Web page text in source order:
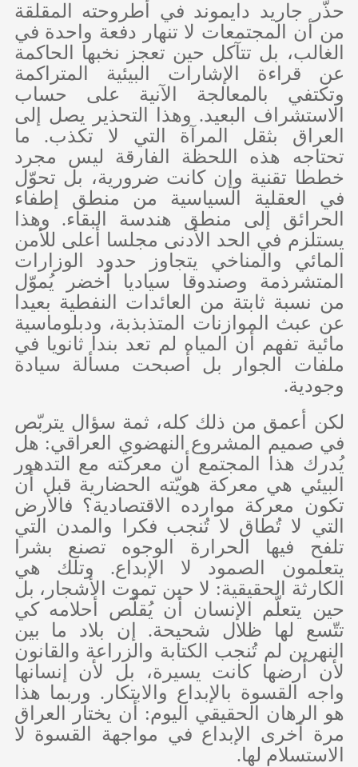
حذّر جاريد دايموند في أطروحته المقلقة
من أن المجتمعات لا تنهار دفعة واحدة في
الغالب، بل تتآكل حين تعجز نخبها الحاكمة
عن قراءة الإشارات البيئية المتراكمة
وتكتفي بالمعالجة الآنية على حساب
الاستشراف البعيد. وهذا التحذير يصل إلى
العراق بثقل المرآة التي لا تكذب. ما
تحتاجه هذه اللحظة الفارقة ليس مجرد
خططا تقنية وإن كانت ضرورية، بل تحوّل
في العقلية السياسية من منطق إطفاء
الحرائق إلى منطق هندسة البقاء. وهذا
يستلزم في الحد الأدنى مجلسا أعلى للأمن
المائي والمناخي يتجاوز حدود الوزارات
المتشرذمة وصندوقا سياديا أخضر يُموّل
من نسبة ثابتة من العائدات النفطية بعيدا
عن عبث الموازنات المتذبذبة، ودبلوماسية
مائية تفهم أن المياه لم تعد بندا ثانويا في
ملفات الجوار بل أصبحت مسألة سيادة
وجودية.
لكن أعمق من ذلك كله، ثمة سؤال يتربّص
في صميم المشروع النهضوي العراقي: هل
يُدرك هذا المجتمع أن معركته مع التدهور
البيئي هي معركة هويّته الحضارية قبل أن
تكون معركة موارده الاقتصادية؟ فالأرض
التي لا تُطاق لا تُنجب فكرا والمدن التي
تلفح فيها الحرارة الوجوه تصنع بشرا
يتعلمون الصمود لا الإبداع. وتلك هي
الكارثة الحقيقية: لا حين تموت الأشجار، بل
حين يتعلّم الإنسان أن يُقلّص أحلامه كي
تتّسع لها ظلال شحيحة. إن بلاد ما بين
النهرين لم تُنجب الكتابة والزراعة والقانون
لأن أرضها كانت يسيرة، بل لأن إنسانها
واجه القسوة بالإبداع والابتكار. وربما هذا
هو الرهان الحقيقي اليوم: أن يختار العراق
مرة أخرى الإبداع في مواجهة القسوة لا
الاستسلام لها.